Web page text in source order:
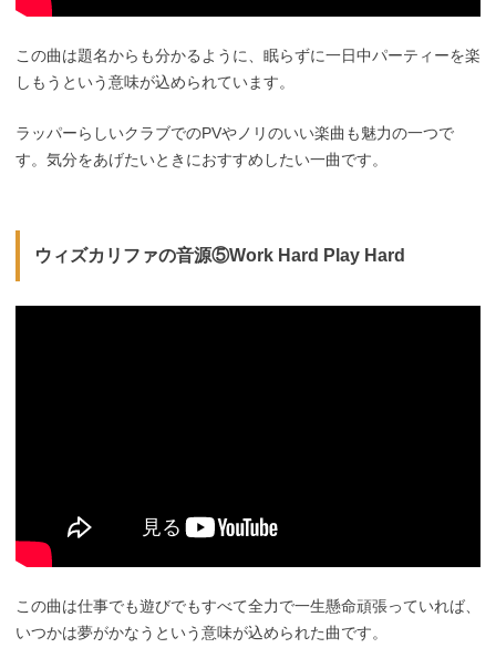
この曲は題名からも分かるように、眠らずに一日中パーティーを楽
しもうという意味が込められています。
ラッパーらしいクラブでのPVやノリのいい楽曲も魅力の一つで
す。気分をあげたいときにおすすめしたい一曲です。
ウィズカリファの音源⑤Work Hard Play Hard
この曲は仕事でも遊びでもすべて全力で一生懸命頑張っていれば、
いつかは夢がかなうという意味が込められた曲です。